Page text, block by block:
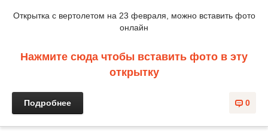
Открытка с вертолетом на 23 февраля, можно вставить фото
онлайн
Нажмите сюда чтобы вставить фото в эту
открытку
0
Подробнее